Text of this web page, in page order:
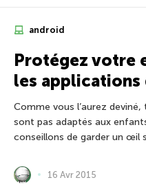
android
Protégez votre
les applications
Comme vous l’aurez
sont pas adaptés aux
conseillons de garder un œil
16 Avr 2015